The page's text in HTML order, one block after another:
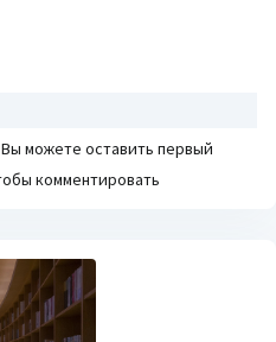
можете оставить первый
комментировать